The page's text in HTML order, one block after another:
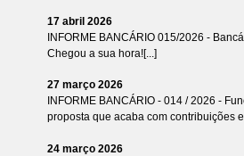
17 abril 2026
INFORME BANCÁRIO 015/2026 -
Chegou a sua hora![...]
27 março 2026
INFORME BANCÁRIO - 014 / 2026 -
proposta que acaba com contribuições
24 março 2026